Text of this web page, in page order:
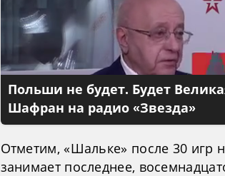
Польши не будет. Будет
Шафран на радио «Звезда»
Отметим, «Шальке» после 30 игр
занимает последнее,